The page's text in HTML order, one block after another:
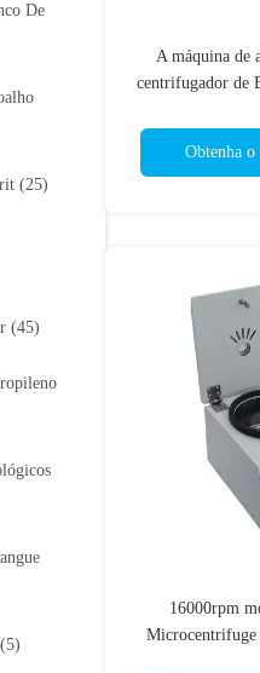
De
(25)
(45)
(5)
A máquina de
centrifugador de
Obtenha
16000rpm
Microcentrifuge